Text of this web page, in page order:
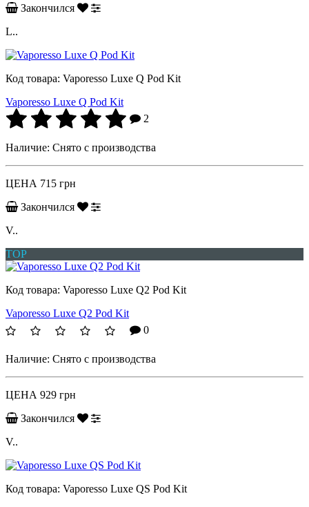
Закончился
L..
Код товара: Vaporesso Luxe Q Pod Kit
Vaporesso Luxe Q Pod Kit
2
Наличие: Снято с производства
ЦЕНА 715 грн
Закончился
V..
TOP
Код товара: Vaporesso Luxe Q2 Pod Kit
Vaporesso Luxe Q2 Pod Kit
0
Наличие: Снято с производства
ЦЕНА 929 грн
Закончился
V..
Код товара: Vaporesso Luxe QS Pod Kit